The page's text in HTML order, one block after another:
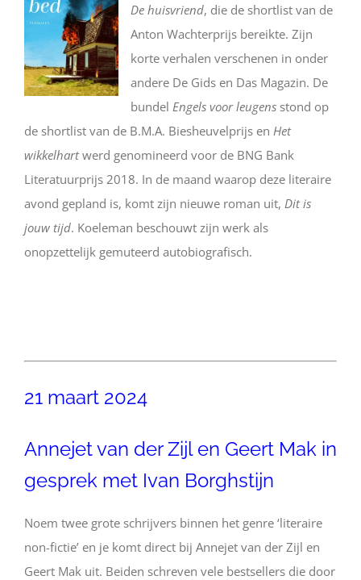
De huisvriend, die de shortlist van de
Anton Wachterprijs bereikte. Zijn
korte verhalen verschenen in onder
andere De Gids en Das Magazin. De
bundel Engels voor leugens stond op
de shortlist van de B.M.A. Biesheuvelprijs en Het
wikkelhartwerd genomineerd voor de BNG Bank
Literatuurprijs 2018. In de maand waarop deze literaire
avond gepland is, komt zijn nieuwe roman uit, Dit is
jouw tijd. Koeleman beschouwt zijn werk als
onopzettelijk gemuteerd autobiografisch.
21 maart 2024
Annejet van der Zijl en Geert Mak in
gesprek met Ivan Borghstijn
Noem twee grote schrijvers binnen het genre ‘literaire
non-fictie’ en je komt direct bij Annejet van der Zijl en
Geert Mak uit. Beiden schreven vele bestsellers die door